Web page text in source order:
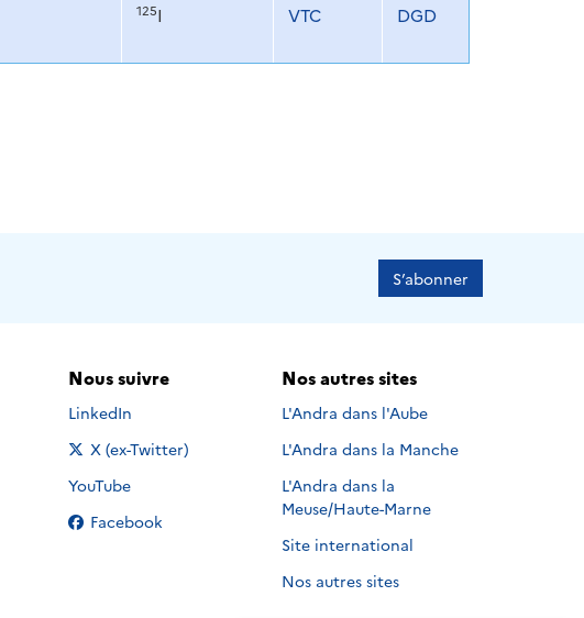
125I VTC DGD
S’abonner
Nous suivre
Nous suivre sur
LinkedIn
Nous suivre sur
X (ex-Twitter)
Nous suivre sur
YouTube
Nous suivre sur
Facebook
Nos autres sites
L'Andra dans l'Aube
L'Andra dans la Manche
L'Andra dans la
Meuse/Haute-Marne
Site international
Nos autres sites